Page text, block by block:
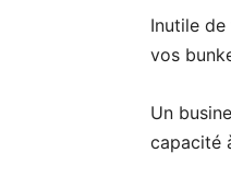
Inutile
vos
Un
capacité